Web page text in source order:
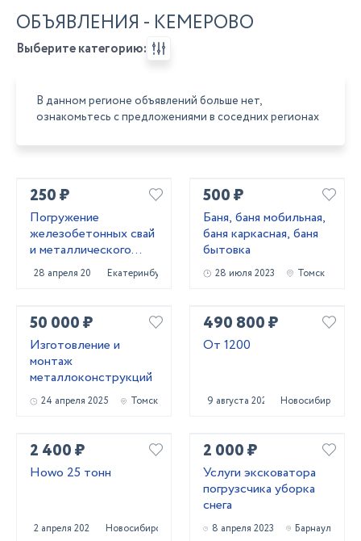
ОБЪЯВЛЕНИЯ - КЕМЕРОВО
Выберите категорию:
В данном регионе объявлений больше нет,
ознакомьтесь с предложениями в соседних регионах
250 ₽
Погружение
железобетонных свай
и металлического
шпунта аренда
сваебоя
28 апреля 2022 Екатеринбург
500 ₽
Баня, баня мобильная,
баня каркасная, баня
бытовка
28 июля 2023 Томск
50 000 ₽
Изготовление и
монтаж
металлоконструкций
24 апреля 2025 Томск
490 800 ₽
От 1200
9 августа 2024 Новосибирск
2 400 ₽
Howo 25 тонн
2 апреля 2024 Новосибирск
2 000 ₽
Услуги эксковатора
погрузсчика уборка
снега
8 апреля 2023 Барнаул